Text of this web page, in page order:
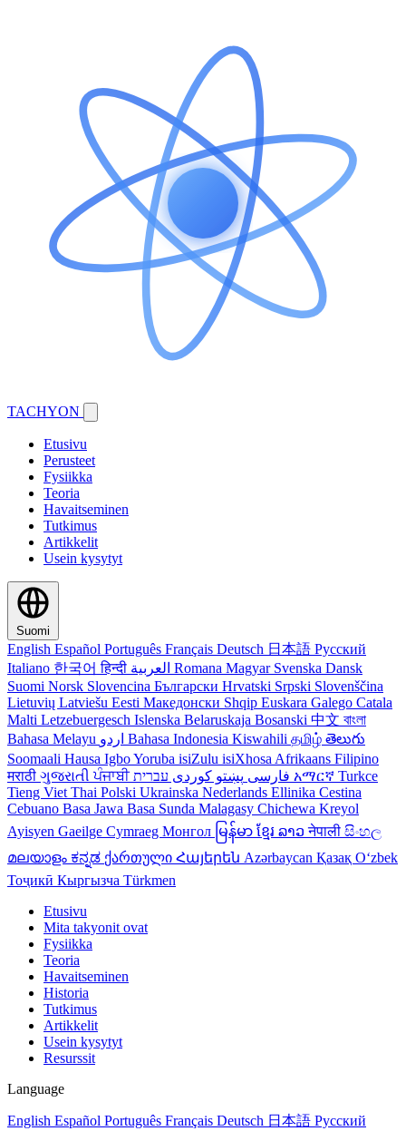
TACHYON
Etusivu
Perusteet
Fysiikka
Teoria
Havaitseminen
Tutkimus
Artikkelit
Usein kysytyt
Suomi
English Español Português Français Deutsch 日本語 Русский
Italiano 한국어हिन्दी Romana Magyar Svenska Dansk
Suomi Norsk Slovencina Български Hrvatski Srpski Slovenščina
Lietuvių Latviešu Eesti Македонски Shqip Euskara Galego Catala
Malti Letzebuergesch Islenska Belaruskaja Bosanski 中文 বাংলা
Bahasa Melayu
Bahasa Indonesia Kiswahili தமிழ் తెలుగు
Soomaali Hausa IgboYoruba isiZulu isiXhosa Afrikaans Filipino
मराठी ગુજરાતીਪੰਜਾਬੀ فارسی پښتو کوردی አማርኛ Turkce
Tieng Viet Thai Polski Ukrainska Nederlands Ellinika Cestina
Cebuano Basa Jawa Basa Sunda Malagasy Chichewa Kreyol
Ayisyen Gaeilge Cymraeg Монгол မြန်မာ ខ្មែរ ລາວनेपाली සිංහල
മലയാളം ಕನ್ನಡ ქართული Հայերեն Azərbaycan Қазақ Oʻzbek
Тоҷикӣ Кыргызча Türkmen
Etusivu
Mita takyonit ovat
Fysiikka
Teoria
Havaitseminen
Historia
Tutkimus
Artikkelit
Usein kysytyt
Resurssit
Language
English Español Português Français Deutsch 日本語 Русский